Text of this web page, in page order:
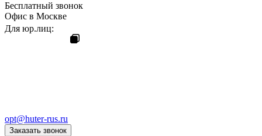
Бесплатный звонок
Офис в Москве
Для юр.лиц:
opt@huter-rus.ru
Заказать звонок